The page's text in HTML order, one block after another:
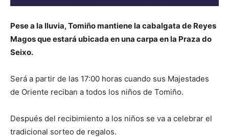
Pese a la lluvia, Tomiño mantiene la cabalgata de Reyes
Magos que estará ubicada en una carpa en la Praza do
Seixo.
Será a partir de las 17:00 horas cuando sus Majestades
de Oriente reciban a todos los niños de Tomiño.
Después del recibimiento a los niños se va a celebrar el
tradicional sorteo de regalos.